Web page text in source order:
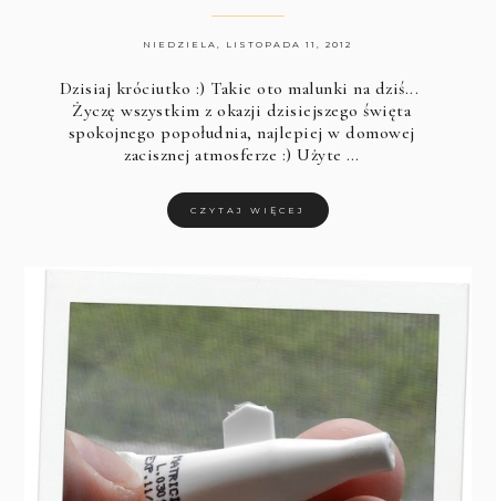
NIEDZIELA, LISTOPADA 11, 2012
Dzisiaj króciutko :) Takie oto malunki na dziś...
Życzę wszystkim z okazji dzisiejszego święta
spokojnego popołudnia, najlepiej w domowej
zacisznej atmosferze :) Użyte …
CZYTAJ WIĘCEJ